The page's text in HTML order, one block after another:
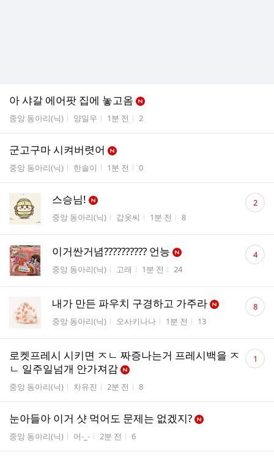
아 샤갈 에어팟 집에 놓고옴
게시판명
중앙 동아리(닉) 작성자
양일우 작성시간
1분 전 조회수
2
군고구마 시켜버렷어
게시판명
중앙 동아리(닉) 작성자
한솔이 작성시간
1분 전 조회수
0
스승님!
게시판명
중앙 동아리(닉) 작성자
갑옷씨 작성시간
1분 전 조회수
8
댓
글 2
이거싼거념?????????? 언능
게시판명
중앙 동아리(닉) 작성자
고래 작성시간
1분 전 조회수
24
댓
글 4
내가 만든 파우치 구경하고 가주라
게시판명
중앙 동아리(닉) 작성자
오사키나나 작성시간
1분 전 조회수
13
댓
글 8
로켓프레시 시키면 ㅈㄴ 짜증나는거 프레시백을 ㅈ
ㄴ 일주일넘개 안가져감
게시판명
중앙 동아리(닉) 작성자
차유진 작성시간
2분 전 조회수
8
댓
글 1
눈아들아 이거 샷 먹어도 문제는 없겠지?
게시판명
중앙 동아리(닉) 작성자
어-_- 작성시간
2분 전 조회수
6